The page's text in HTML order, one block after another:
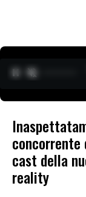
cast della
reality